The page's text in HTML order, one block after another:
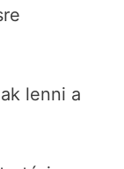
lenni a